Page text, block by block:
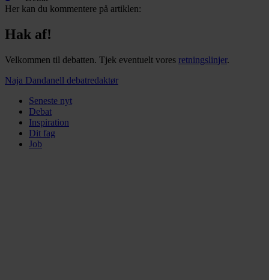
Her kan du kommentere på artiklen:
Hak af!
Velkommen til debatten. Tjek eventuelt vores retningslinjer.
Naja Dandanell debatredaktør
Seneste nyt
Debat
Inspiration
Dit fag
Job